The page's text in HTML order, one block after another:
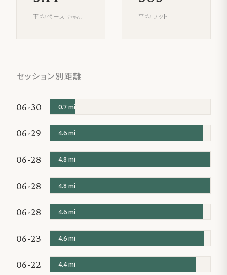
平均ペース分/マイル 平均ワット
セッション別距離
06-30 0.7 mi
06-29 4.6 mi
06-28 4.8 mi
06-28 4.8 mi
06-28 4.6 mi
06-23 4.6 mi
06-22 4.4 mi